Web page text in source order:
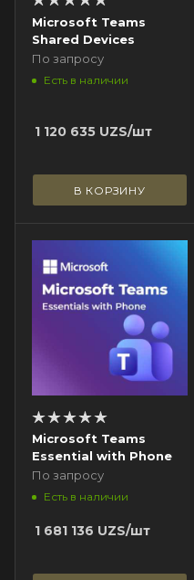
Microsoft Teams
Shared Devices
По запросу
Есть в наличии
1 120 635 UZS/шт
В КОРЗИНУ
Microsoft Teams
Essential with Phone
По запросу
Есть в наличии
1 681 136 UZS/шт